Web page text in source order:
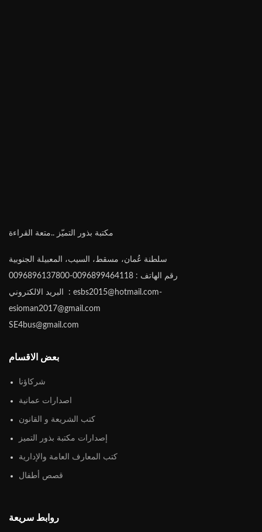
مكتبة بذور التميّز ..متعة القراءة
سلطنة عُمان، مسقط، السيب، المعبيلة الجنوبية
رقم الهاتف : 0096899464118-0096896137800
البريد الالكتروني : esbs2015@hotmail.com-
esioman2017@gmail.com
SE4bus@gmail.com
بعض الاقسام
شركاؤنا
اصدارات عمانية
كتب الشريعة و القانون
إصدارات مكتبة بذور التميز
كتب المعارف العامة والإدارية
قصص أطفال
روابط سريعة